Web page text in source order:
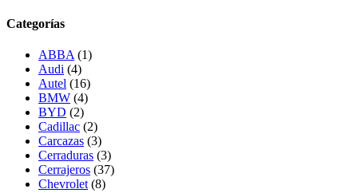
Categorías
ABBA (1)
Audi (4)
Autel (16)
BMW (4)
BYD (2)
Cadillac (2)
Carcazas (3)
Cerraduras (3)
Cerrajeros (37)
Chevrolet (8)